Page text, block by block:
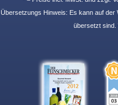
Übersetzungs Hinweis: Es kann auf der
übersetzt sind.